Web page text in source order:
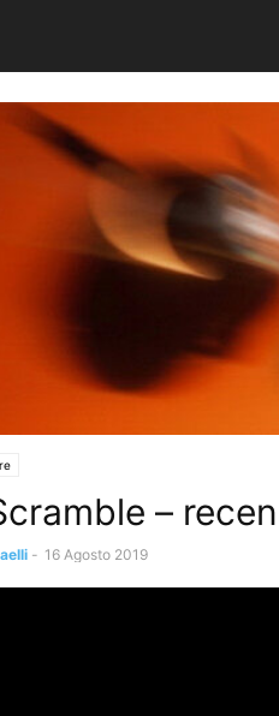
–
- 16 Agosto 2019